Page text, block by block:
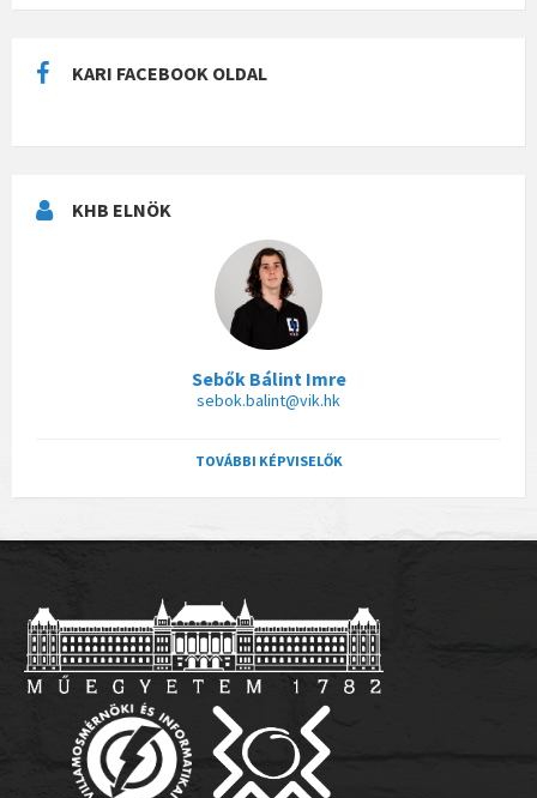
KARI FACEBOOK OLDAL
KHB ELNÖK
Sebők Bálint Imre
sebok.balint@vik.hk
TOVÁBBI KÉPVISELŐK